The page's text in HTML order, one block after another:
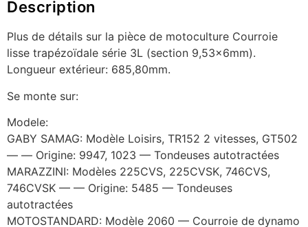
Description
Plus de détails sur la pièce de motoculture Courroie
lisse trapézoïdale série 3L (section 9,53x6mm).
Longueur extérieur: 685,80mm.
Se monte sur:
Modele:
GABY SAMAG: Modèle Loisirs, TR152 2 vitesses, GT502
— — Origine: 9947, 1023 — Tondeuses autotractées
MARAZZINI: Modèles 225CVS, 225CVSK, 746CVS,
746CVSK — — Origine: 5485 — Tondeuses
autotractées
MOTOSTANDARD: Modèle 2060 — Courroie de dynamo